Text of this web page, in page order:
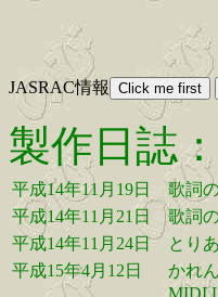
JASRAC情報
製作日誌：
平成14年11月19日
歌詞
平成14年11月21日
歌詞
平成14年11月24日
とり
平成15年4月12日
かれ